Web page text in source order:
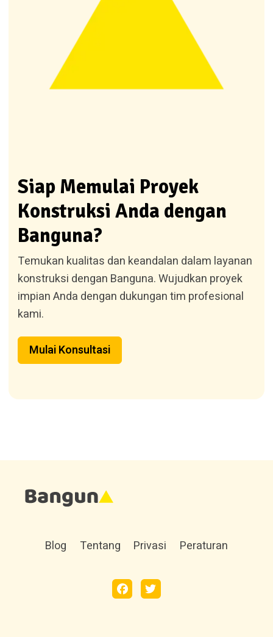
Siap Memulai Proyek
Konstruksi Anda dengan
Banguna?
Temukan kualitas dan keandalan dalam layanan
konstruksi dengan Banguna. Wujudkan proyek
impian Anda dengan dukungan tim profesional
kami.
Mulai Konsultasi
Blog Tentang Privasi Peraturan
facebooktwitter